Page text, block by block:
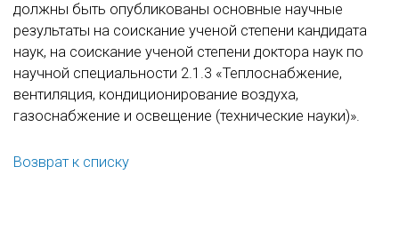
должны быть опубликованы основные научные
результаты на соискание ученой степени кандидата
наук, на соискание ученой степени доктора наук по
научной специальности 2.1.3 «Теплоснабжение,
вентиляция, кондиционирование воздуха,
газоснабжение и освещение (технические науки)».
Возврат к списку